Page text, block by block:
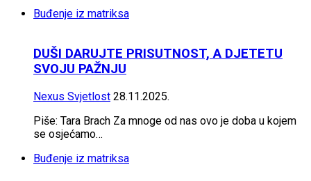
Buđenje iz matriksa
DUŠI DARUJTE PRISUTNOST, A DJETETU
SVOJU PAŽNJU
Nexus Svjetlost 28.11.2025.
Piše: Tara Brach Za mnoge od nas ovo je doba u kojem
se osjećamo…
Buđenje iz matriksa